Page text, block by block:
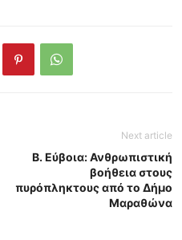
Next article
Β. Εύβοια: Ανθρωπιστική
βοήθεια στους
πυρόπληκτους από το Δήμο
Μαραθώνα